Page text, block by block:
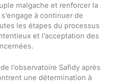
malgache et renforcer la
à continuer de
les étapes du processus
et l’acceptation des
l’observatoire Safidy après
une détermination à